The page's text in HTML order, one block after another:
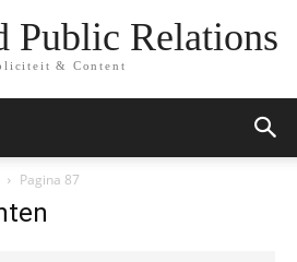
Public Relations
& Content
Pagina 87